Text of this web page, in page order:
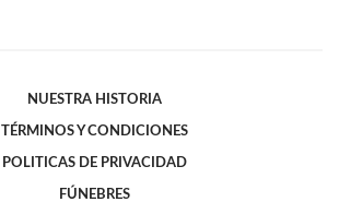
NUESTRA HISTORIA
TÉRMINOS Y CONDICIONES
POLITICAS DE PRIVACIDAD
FÚNEBRES